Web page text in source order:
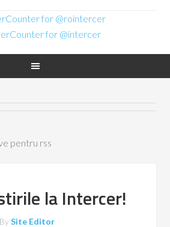
pentru rss
la Intercer!
BySite Editor